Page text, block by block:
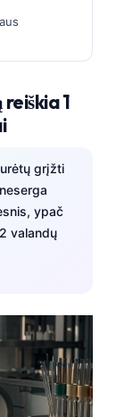
1
grįžti
ypač
valandų